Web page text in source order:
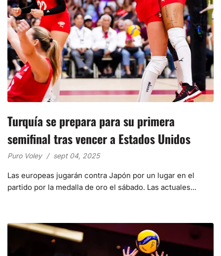
Turquía se prepara para su primera
semifinal tras vencer a Estados Unidos
Puro Voley sept 04, 2025
Las europeas jugarán contra Japón por un lugar en el
partido por la medalla de oro el sábado. Las actuales...